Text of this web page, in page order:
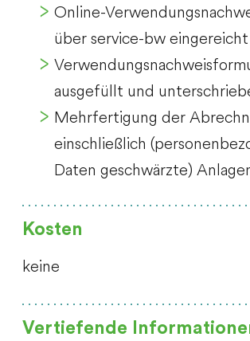
Online-
über service-bw
ausgefüllt und
Mehrfertigung der
einschließlich
Daten geschwärzte)
Kosten
keine
Vertiefende